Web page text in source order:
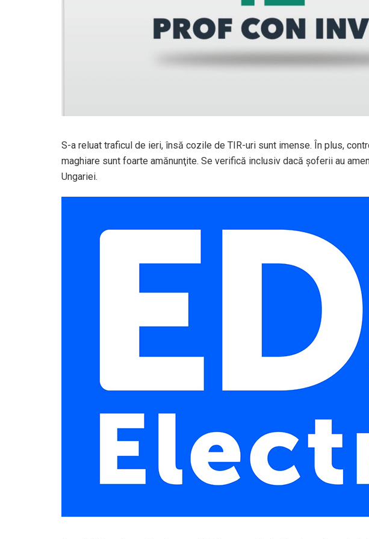
S-a reluat traficul de ieri, însă cozile de TIR-uri sunt imense. În plus,
maghiare sunt foarte amănunţite. Se verifică inclusiv dacă şoferii au
Ungariei.